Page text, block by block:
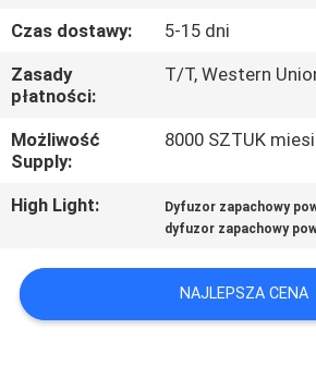
KONTROLA
JAKOŚCI
SKONTAKTUJ
SIĘ
Z
AKTUALNOŚCI
Czas dostawy:
5-15 dni
Zasady
płatności:
T/T, Western
Możliwość
Supply:
8000 SZTUK
High Light: Dyfuzor zapachowy
dyfuzor zapachowy
NAJLEPSZA CENA